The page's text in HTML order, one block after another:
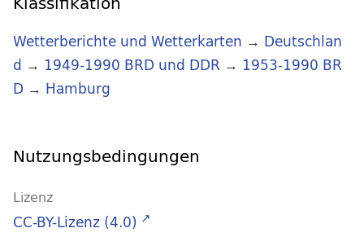
Wetterberichte und Wetterkarten → Deutschlan
d → 1949-1990 BRD und DDR → 1953-1990 BR
D → Hamburg
Nutzungsbedingungen
Lizenz
CC-BY-Lizenz (4.0)